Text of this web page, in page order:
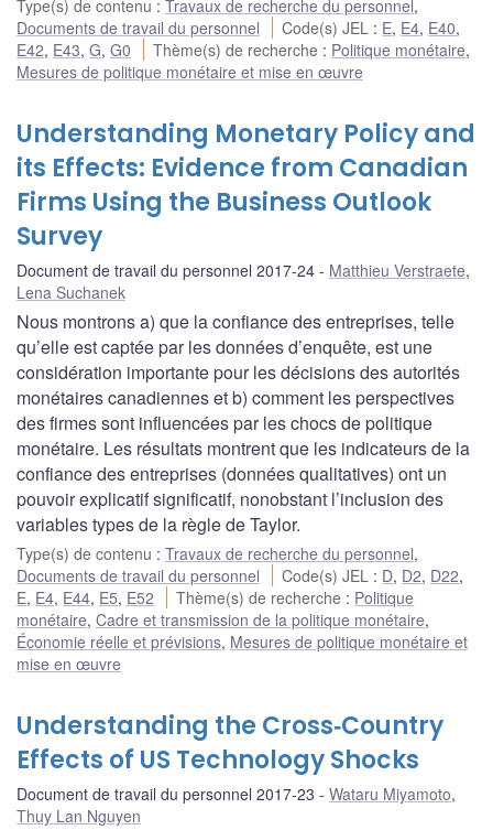
Type(s) de contenu : Travaux de recherche du personnel,
Documents de travail du personnel
Code(s) JEL : E, E4, E40,
E42, E43, G, G0 Thème(s) de recherche : Politique monétaire,
Mesures de politique monétaire et mise en œuvre
Understanding Monetary Policy and
its Effects: Evidence from Canadian
Firms Using the Business Outlook
Survey
Document de travail du personnel 2017-24 Matthieu Verstraete,
Lena Suchanek
Nous montrons a) que la confiance des entreprises, telle
qu’elle est captée par les données d’enquête, est une
considération importante pour les décisions des autorités
monétaires canadiennes et b) comment les perspectives
des firmes sont influencées par les chocs de politique
monétaire. Les résultats montrent que les indicateurs de la
confiance des entreprises (données qualitatives) ont un
pouvoir explicatif significatif, nonobstant l’inclusion des
variables types de la règle de Taylor.
Type(s) de contenu : Travaux de recherche du personnel,
Documents de travail du personnel
Code(s) JEL : D, D2, D22,
E, E4, E44, E5, E52 Thème(s) de recherche : Politique
monétaire, Cadre et transmission de la politique monétaire,
Économie réelle et prévisions, Mesures de politique monétaire et
mise en œuvre
Understanding the Cross‐Country
Effects of US Technology Shocks
Document de travail du personnel 2017-23 Wataru Miyamoto,
Thuy Lan Nguyen